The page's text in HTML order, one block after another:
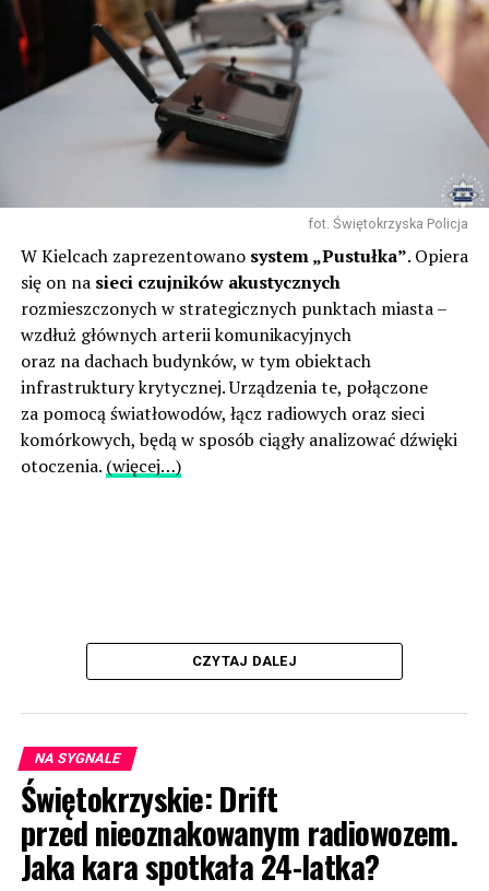
fot. Świętokrzyska Policja
W Kielcach zaprezentowano system „Pustułka”. Opiera
się on na sieci czujników akustycznych
rozmieszczonych w strategicznych punktach miasta –
wzdłuż głównych arterii komunikacyjnych
oraz na dachach budynków, w tym obiektach
infrastruktury krytycznej. Urządzenia te, połączone
za pomocą światłowodów, łącz radiowych oraz sieci
komórkowych, będą w sposób ciągły analizować dźwięki
otoczenia. (więcej…)
CZYTAJ DALEJ
NA SYGNALE
Świętokrzyskie: Drift
przed nieoznakowanym radiowozem.
Jaka kara spotkała 24-latka?